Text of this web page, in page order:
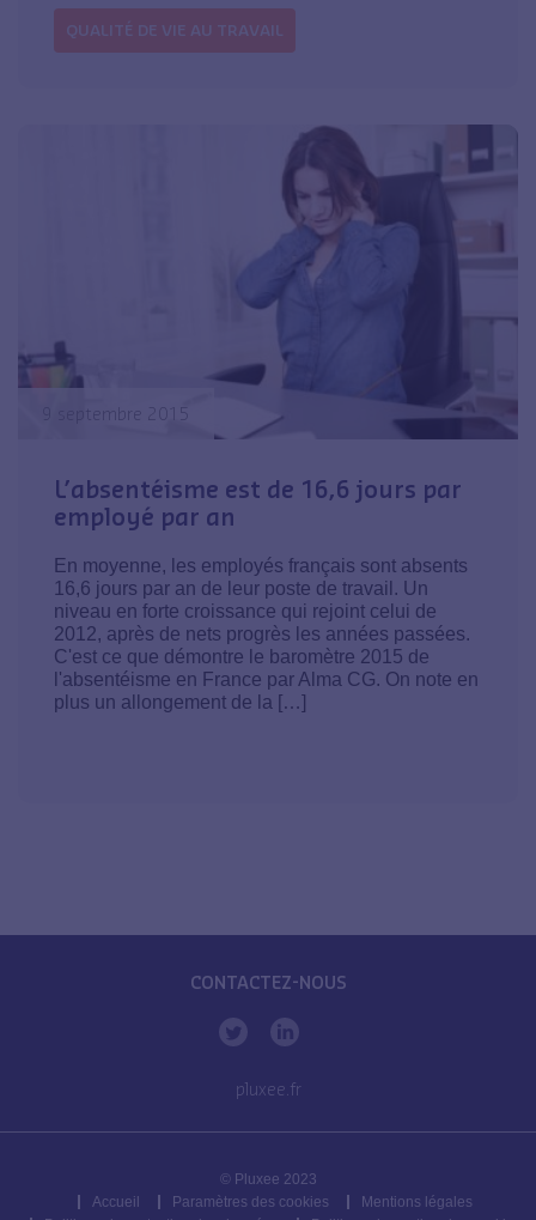
QUALITÉ DE VIE AU TRAVAIL
9 septembre 2015
L’absentéisme est de 16,6 jours par
employé par an
En moyenne, les employés français sont absents
16,6 jours par an de leur poste de travail. Un
niveau en forte croissance qui rejoint celui de
2012, après de nets progrès les années passées.
C'est ce que démontre le baromètre 2015 de
l'absentéisme en France par Alma CG. On note en
plus un allongement de la […]
CONTACTEZ-NOUS
pluxee.fr
© Pluxee 2023
Accueil
Paramètres des cookies
Mentions légales